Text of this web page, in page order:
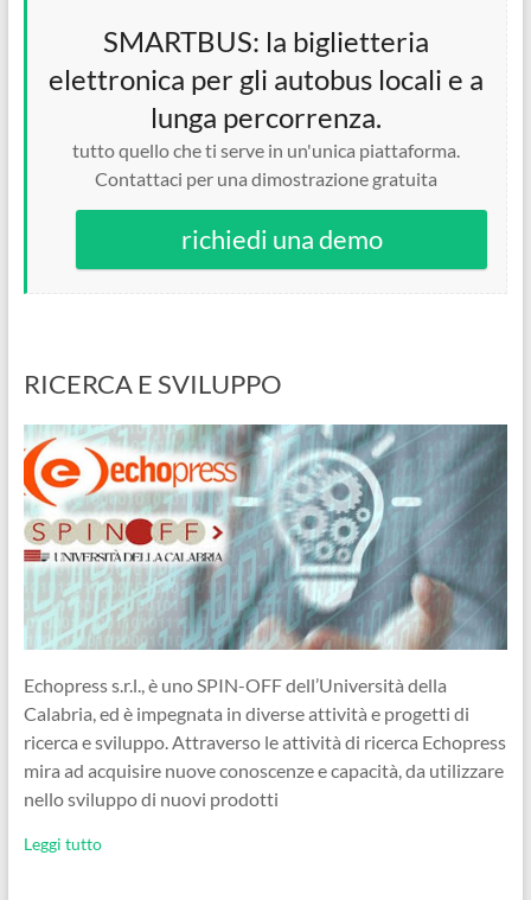
SMARTBUS: la biglietteria
elettronica per gli autobus locali e a
lunga percorrenza.
tutto quello che ti serve in un'unica piattaforma.
Contattaci per una dimostrazione gratuita
richiedi una demo
RICERCA E SVILUPPO
Echopress s.r.l., è uno SPIN-OFF dell’Università della
Calabria, ed è impegnata in diverse attività e progetti di
ricerca e sviluppo. Attraverso le attività di ricerca Echopress
mira ad acquisire nuove conoscenze e capacità, da utilizzare
nello sviluppo di nuovi prodotti
Leggi tutto